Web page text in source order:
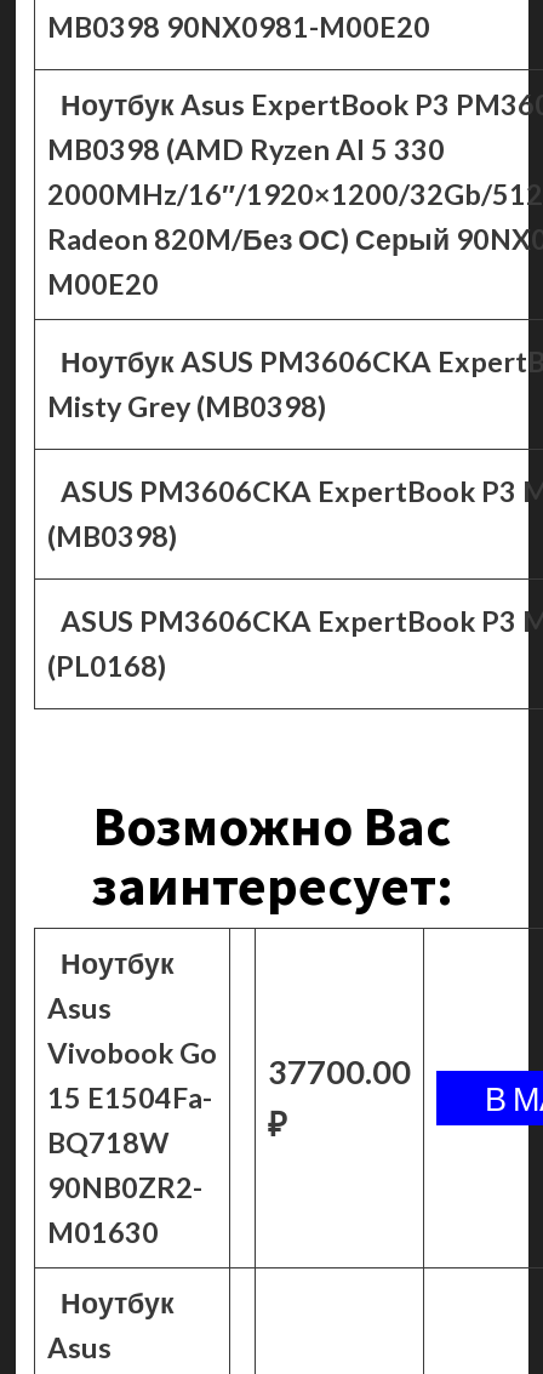
MB0398 90NX0981-M00E20
Ноутбук Asus ExpertBook P3
MB0398 (AMD Ryzen AI 5 330
2000MHz/16″/1920×1200/32Gb/
Radeon 820M/Без ОС) Серый
M00E20
Ноутбук ASUS PM3606CKA
Misty Grey (MB0398)
ASUS PM3606CKA ExpertBook P3
(MB0398)
ASUS PM3606CKA ExpertBook P3
(PL0168)
Возможно Вас
заинтересует:
Ноутбук
Asus
Vivobook Go
15 E1504Fa-
BQ718W
90NB0ZR2-
M01630
37700.00
₽
Ноутбук
Asus